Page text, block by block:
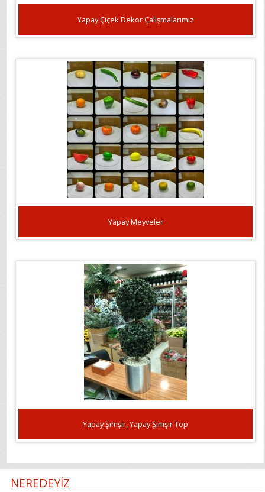
Yapay Çiçek Dekor Çalışmalarımız
Yapay Meyveler
Yapay Şimşir, Yapay Şimşir Top
NEREDEYİZ